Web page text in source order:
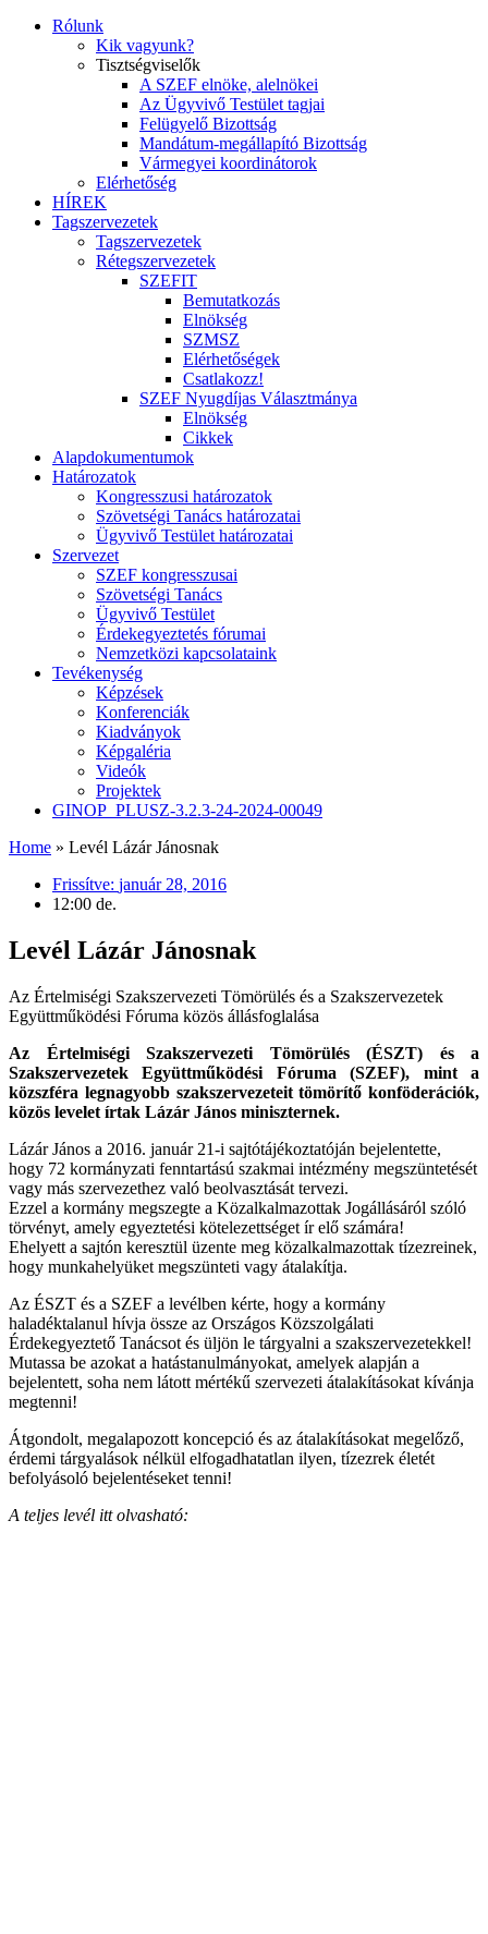
Rólunk
Kik vagyunk?
Tisztségviselők
A SZEF elnöke, alelnökei
Az Ügyvivő Testület tagjai
Felügyelő Bizottság
Mandátum-megállapító Bizottság
Vármegyei koordinátorok
Elérhetőség
HÍREK
Tagszervezetek
Tagszervezetek
Rétegszervezetek
SZEFIT
Bemutatkozás
Elnökség
SZMSZ
Elérhetőségek
Csatlakozz!
SZEF Nyugdíjas Választmánya
Elnökség
Cikkek
Alapdokumentumok
Határozatok
Kongresszusi határozatok
Szövetségi Tanács határozatai
Ügyvivő Testület határozatai
Szervezet
SZEF kongresszusai
Szövetségi Tanács
Ügyvivő Testület
Érdekegyeztetés fórumai
Nemzetközi kapcsolataink
Tevékenység
Képzések
Konferenciák
Kiadványok
Képgaléria
Videók
Projektek
GINOP_PLUSZ-3.2.3-24-2024-00049
Home » Levél Lázár Jánosnak
Frissítve: január 28, 2016
12:00 de.
Levél Lázár Jánosnak
Az Értelmiségi Szakszervezeti Tömörülés és a Szakszervezetek
Együttműködési Fóruma közös állásfoglalása
Az Értelmiségi Szakszervezeti Tömörülés (ÉSZT) és a
Szakszervezetek Együttműködési Fóruma (SZEF), mint a
közszféra legnagyobb szakszervezeteit tömörítő konföderációk,
közös levelet írtak Lázár János miniszternek.
Lázár János a 2016. január 21-i sajtótájékoztatóján bejelentette,
hogy 72 kormányzati fenntartású szakmai intézmény megszüntetését
vagy más szervezethez való beolvasztását tervezi.
Ezzel a kormány megszegte a Közalkalmazottak Jogállásáról szóló
törvényt, amely egyeztetési kötelezettséget ír elő számára!
Ehelyett a sajtón keresztül üzente meg közalkalmazottak tízezreinek,
hogy munkahelyüket megszünteti vagy átalakítja.
Az ÉSZT és a SZEF a levélben kérte, hogy a kormány
haladéktalanul hívja össze az Országos Közszolgálati
Érdekegyeztető Tanácsot és üljön le tárgyalni a szakszervezetekkel!
Mutassa be azokat a hatástanulmányokat, amelyek alapján a
bejelentett, soha nem látott mértékű szervezeti átalakításokat kívánja
megtenni!
Átgondolt, megalapozott koncepció és az átalakításokat megelőző,
érdemi tárgyalások nélkül elfogadhatatlan ilyen, tízezrek életét
befolyásoló bejelentéseket tenni!
A teljes levél itt olvasható: